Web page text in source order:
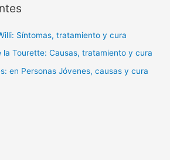
Síntomas, tratamiento y cura
la Tourette: Causas, tratamiento y cura
en Personas Jóvenes, causas y cura